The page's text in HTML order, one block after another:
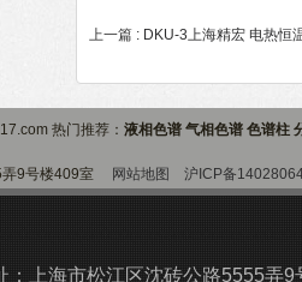
上一篇 : DKU-3上海精宏 电热恒
热门推荐： 液相色谱 气相色谱 色谱柱
弄9号楼409室 网站地图 沪ICP备
：上海市松江区沈砖公路5555弄9